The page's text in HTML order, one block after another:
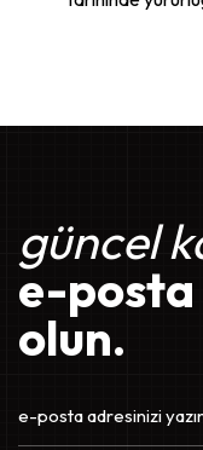
güncel
e-posta
olun.